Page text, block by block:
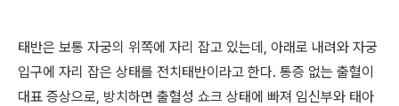
태반은 보통 자궁의 위쪽에 자리 잡고 있는데, 아래로 내려와 자궁
입구에 자리 잡은 상태를 전치태반이라고 한다. 통증 없는 출혈이
대표 증상으로, 방치하면 출혈성 쇼크 상태에 빠져 임신부와 태아